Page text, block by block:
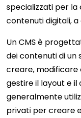
specializzati per la
contenuti digitali, a
Un CMS è
dei contenuti di un
creare, modificare
gestire il layout e il
generalmente
privati ​​per creare